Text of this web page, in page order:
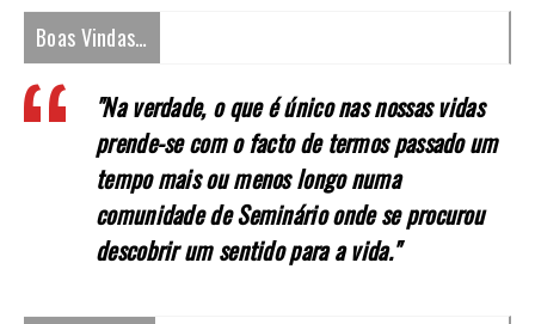
Boas Vindas…
"Na verdade, o que é único nas nossas vidas
prende-se com o facto de termos passado um
tempo mais ou menos longo numa
comunidade de Seminário onde se procurou
descobrir um sentido para a vida."